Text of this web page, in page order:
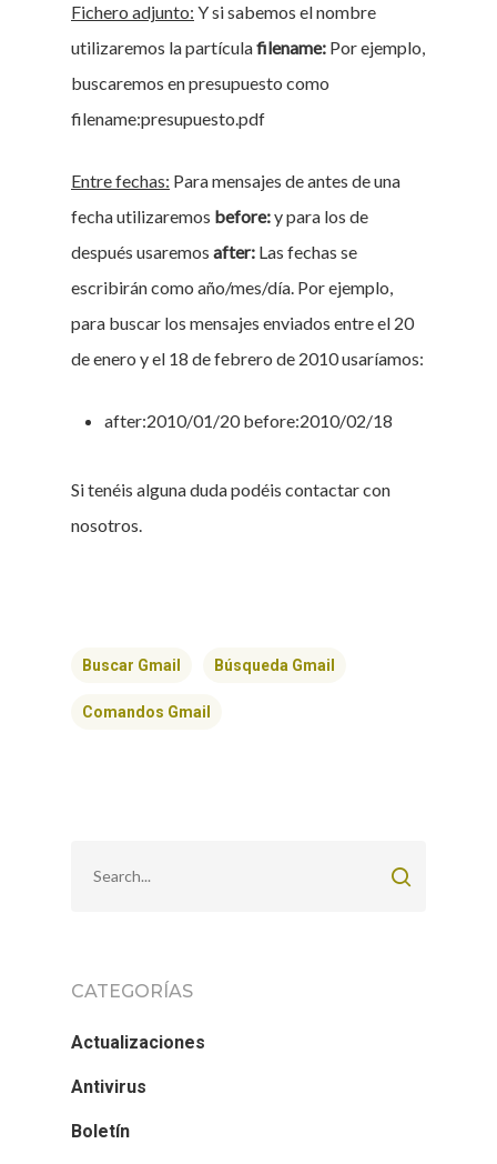
Fichero adjunto: Y si sabemos el nombre
utilizaremos la partículafilename: Por ejemplo,
buscaremos en presupuesto como
filename:presupuesto.pdf
Entre fechas: Para mensajes de antes de una
fecha utilizaremos before:y para los de
después usaremos after: Las fechas se
escribirán como año/mes/día. Por ejemplo,
para buscar los mensajes enviados entre el 20
de enero y el 18 de febrero de 2010 usaríamos:
after:2010/01/20 before:2010/02/18
Si tenéis alguna duda podéis contactar con
nosotros.
Buscar Gmail Búsqueda Gmail
Comandos Gmail
CATEGORÍAS
Actualizaciones
Antivirus
Boletín